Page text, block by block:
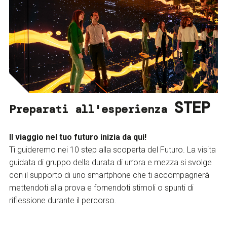
Preparati all'esperienza STEP
Il viaggio nel tuo futuro inizia da qui!
Ti guideremo nei 10 step alla scoperta del Futuro. La visita
guidata di gruppo della durata di un’ora e mezza si svolge
con il supporto di uno smartphone che ti accompagnerà
mettendoti alla prova e fornendoti stimoli o spunti di
riflessione durante il percorso.